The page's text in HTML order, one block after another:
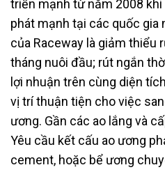
triển mạnh từ năm 2008 khi
phát mạnh tại các quốc gia
của Raceway là giảm thiểu
tháng nuôi đầu; rút ngắn
lợi nhuận trên cùng diện
vị trí thuận tiện cho việc
ương. Gần các ao lắng và
Yêu cầu kết cấu ao ương
cement, hoặc bể ương